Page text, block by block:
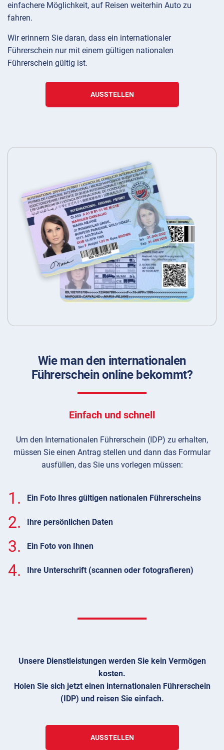
einfachere Möglichkeit, auf Reisen weiterhin Auto zu
fahren.
Wir erinnern Sie daran, dass ein internationaler
Führerschein nur mit einem gültigen nationalen
Führerschein gültig ist.
AUSSTELLEN
Wie man den internationalen
Führerschein online bekommt?
Einfach und schnell
Um den Internationalen Führerschein (IDP) zu erhalten,
müssen Sie einen Antrag stellen und dann das Formular
ausfüllen, das Sie uns vorlegen müssen:
1. Ein Foto Ihres gültigen nationalen Führerscheins
2. Ihre persönlichen Daten
3. Ein Foto von Ihnen
4. Ihre Unterschrift (scannen oder fotografieren)
Unsere Dienstleistungen werden Sie kein Vermögen
kosten.
Holen Sie sich jetzt einen internationalen Führerschein
(IDP) und reisen Sie einfach.
AUSSTELLEN